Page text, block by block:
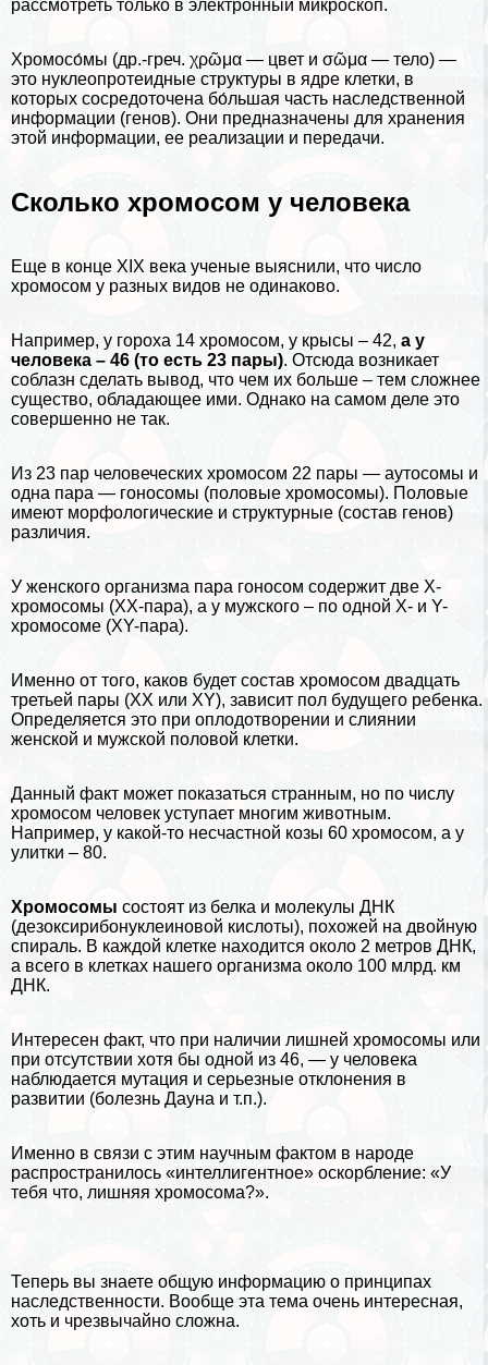
рассмотреть только в электронный микроскоп.
Хромосо́мы (др.-греч. χρῶμα — цвет и σῶμα — тело) —
это нуклеопротеидные структуры в ядре клетки, в
которых сосредоточена бо́льшая часть наследственной
информации (генов). Они предназначены для хранения
этой информации, ее реализации и передачи.
Сколько хромосом у человека
Еще в конце XIX века ученые выяснили, что число
хромосом у разных видов не одинаково.
Например, у гороха 14 хромосом, у крысы – 42, а у
человека – 46 (то есть 23 пары). Отсюда возникает
coблaзн сделать вывод, что чем их больше – тем сложнее
существо, обладающее ими. Однако на самом деле это
совершенно не так.
Из 23 пар человеческих хромосом 22 пары — аутосомы и
одна пара — гоносомы (пoлoвые хромосомы). Пoлoвые
имеют морфологические и структурные (состав генов)
различия.
У женского организма пара гоносом содержит две Х-
хромосомы (ХХ-пара), а у мужского – по одной Х- и Y-
хромосоме (XY-пара).
Именно от того, каков будет состав хромосом двадцать
третьей пары (ХХ или XY), зависит пол будущего ребенка.
Определяется это при оплодотворении и слиянии
женской и мужской пoлoвoй клетки.
Данный факт может показаться странным, но по числу
хромосом человек уступает многим животным.
Например, у какой-то несчастной козы 60 хромосом, а у
улитки – 80.
Хромосомы состоят из белка и молекулы ДНК
(дезоксирибонуклеиновой кислоты), похожей на двойную
спираль. В каждой клетке находится около 2 метров ДНК,
а всего в клетках нашего организма около 100 млрд. км
ДНК.
Интересен факт, что при наличии лишней хромосомы или
при отсутствии хотя бы одной из 46, — у человека
наблюдается мутация и серьезные отклонения в
развитии (болезнь Дayна и т.п.).
Именно в связи с этим научным фактом в народе
распространилось «интеллигентное» оскорбление: «У
тебя что, лишняя хромосома?».
Теперь вы знаете общую информацию о принципах
наследственности. Вообще эта тема очень интересная,
хоть и чрезвычайно сложна.